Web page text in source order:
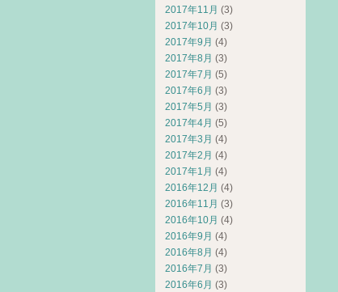
2017年11月 (3)
2017年10月 (3)
2017年9月 (4)
2017年8月 (3)
2017年7月 (5)
2017年6月 (3)
2017年5月 (3)
2017年4月 (5)
2017年3月 (4)
2017年2月 (4)
2017年1月 (4)
2016年12月 (4)
2016年11月 (3)
2016年10月 (4)
2016年9月 (4)
2016年8月 (4)
2016年7月 (3)
2016年6月 (3)